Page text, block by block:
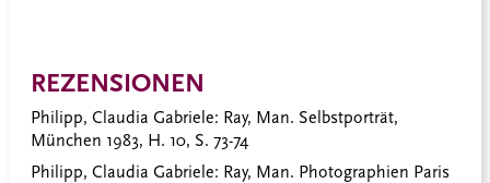
REZENSIONEN
Philipp, Claudia Gabriele: Ray, Man. Selbstporträt,
München 1983, H. 10, S. 73-74
Philipp, Claudia Gabriele: Ray, Man. Photographien Paris